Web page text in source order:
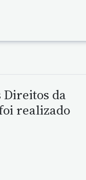
Direitos da
realizado